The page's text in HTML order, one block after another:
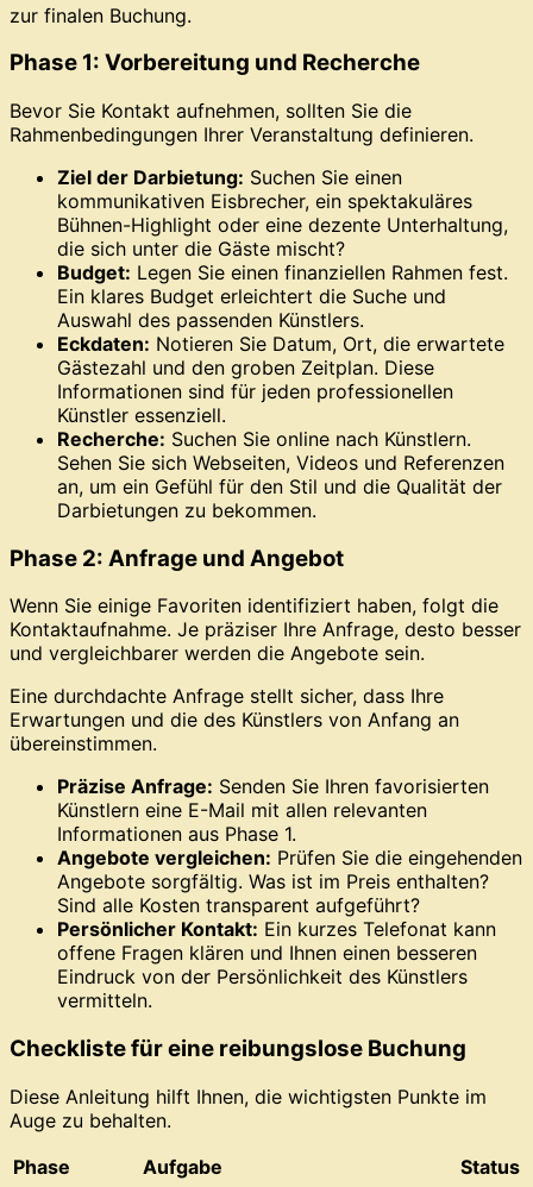
zur finalen Buchung.
Phase 1: Vorbereitung und Recherche
Bevor Sie Kontakt aufnehmen, sollten Sie die
Rahmenbedingungen Ihrer Veranstaltung definieren.
Ziel der Darbietung: Suchen Sie einen
kommunikativen Eisbrecher, ein spektakuläres
Bühnen-Highlight oder eine dezente Unterhaltung,
die sich unter die Gäste mischt?
Budget: Legen Sie einen finanziellen Rahmen fest.
Ein klares Budget erleichtert die Suche und
Auswahl des passenden Künstlers.
Eckdaten: Notieren Sie Datum, Ort, die erwartete
Gästezahl und den groben Zeitplan. Diese
Informationen sind für jeden professionellen
Künstler essenziell.
Recherche: Suchen Sie online nach Künstlern.
Sehen Sie sich Webseiten, Videos und Referenzen
an, um ein Gefühl für den Stil und die Qualität der
Darbietungen zu bekommen.
Phase 2: Anfrage und Angebot
Wenn Sie einige Favoriten identifiziert haben, folgt die
Kontaktaufnahme. Je präziser Ihre Anfrage, desto besser
und vergleichbarer werden die Angebote sein.
Eine durchdachte Anfrage stellt sicher, dass Ihre
Erwartungen und die des Künstlers von Anfang an
übereinstimmen.
Präzise Anfrage: Senden Sie Ihren favorisierten
Künstlern eine E-Mail mit allen relevanten
Informationen aus Phase 1.
Angebote vergleichen: Prüfen Sie die eingehenden
Angebote sorgfältig. Was ist im Preis enthalten?
Sind alle Kosten transparent aufgeführt?
Persönlicher Kontakt: Ein kurzes Telefonat kann
offene Fragen klären und Ihnen einen besseren
Eindruck von der Persönlichkeit des Künstlers
vermitteln.
Checkliste für eine reibungslose Buchung
Diese Anleitung hilft Ihnen, die wichtigsten Punkte im
Auge zu behalten.
Phase
Aufgabe
Status